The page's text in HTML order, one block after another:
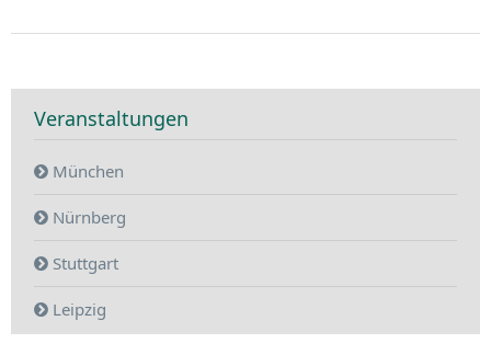
Veranstaltungen
München
Nürnberg
Stuttgart
Leipzig